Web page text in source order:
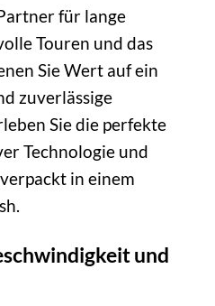
für lange
Touren und das
Sie Wert auf ein
zuverlässige
Sie die perfekte
Technologie und
in einem
und